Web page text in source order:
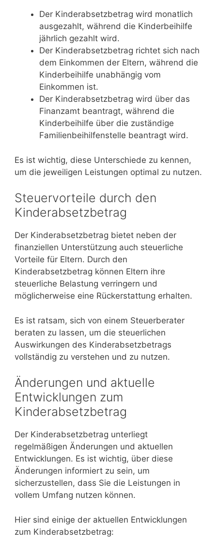
Der Kinderabsetzbetrag wird monatlich
ausgezahlt, während die Kinderbeihilfe
jährlich gezahlt wird.
Der Kinderabsetzbetrag richtet sich nach
dem Einkommen der Eltern, während die
Kinderbeihilfe unabhängig vom
Einkommen ist.
Der Kinderabsetzbetrag wird über das
Finanzamt beantragt, während die
Kinderbeihilfe über die zuständige
Familienbeihilfenstelle beantragt wird.
Es ist wichtig, diese Unterschiede zu kennen,
um die jeweiligen Leistungen optimal zu nutzen.
Steuervorteile durch den
Kinderabsetzbetrag
Der Kinderabsetzbetrag bietet neben der
finanziellen Unterstützung auch steuerliche
Vorteile für Eltern. Durch den
Kinderabsetzbetrag können Eltern ihre
steuerliche Belastung verringern und
möglicherweise eine Rückerstattung erhalten.
Es ist ratsam, sich von einem Steuerberater
beraten zu lassen, um die steuerlichen
Auswirkungen des Kinderabsetzbetrags
vollständig zu verstehen und zu nutzen.
Änderungen und aktuelle
Entwicklungen zum
Kinderabsetzbetrag
Der Kinderabsetzbetrag unterliegt
regelmäßigen Änderungen und aktuellen
Entwicklungen. Es ist wichtig, über diese
Änderungen informiert zu sein, um
sicherzustellen, dass Sie die Leistungen in
vollem Umfang nutzen können.
Hier sind einige der aktuellen Entwicklungen
zum Kinderabsetzbetrag: